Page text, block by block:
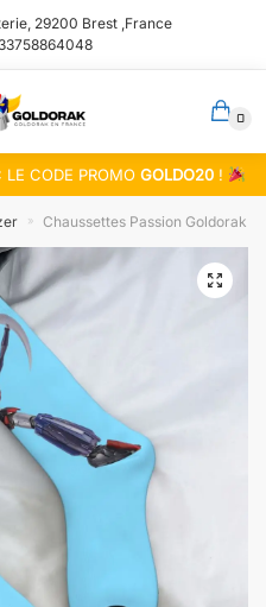
29200 Brest ,France
0
LE CODE PROMOGOLDO20 !
» Chaussettes Passion Goldorak –